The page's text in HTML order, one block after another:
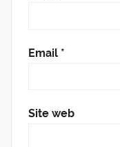
Email *
Site web